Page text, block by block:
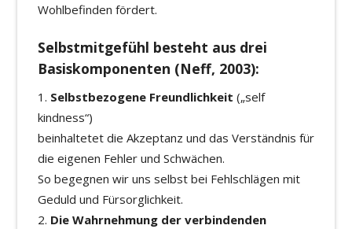
Wohlbefinden fördert.
Selbstmitgefühl besteht aus drei
Basiskomponenten (Neff, 2003):
Selbstbezogene Freundlichkeit („self
kindness“)
beinhaltetet die Akzeptanz und das Verständnis für
die eigenen Fehler und Schwächen.
So begegnen wir uns selbst bei Fehlschlägen mit
Geduld und Fürsorglichkeit.
Die Wahrnehmung der verbindenden